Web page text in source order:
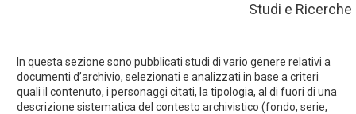
Studi e Ricerche
In questa sezione sono pubblicati studi di vario genere relativi a
documenti d’archivio, selezionati e analizzati in base a criteri
quali il contenuto, i personaggi citati, la tipologia, al di fuori di una
descrizione sistematica del contesto archivistico (fondo, serie,